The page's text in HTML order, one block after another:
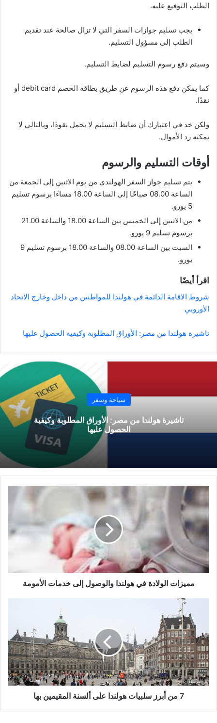
الطلب التوقيع عليه.
يجب تسليم جوازات السفر التي لا تزال صالحة عند تقديم
الطلب إلى مسؤول التسليم.
وسيتم دفع رسوم التسليم لضابط التسليم.
كما يمكن دفع هذه الرسوم عن طريق بطاقة الخصم debit card أو
نقدًا.
ولكن خذ في اعتبارك أن ضابط التسليم لا يحمل نقودًا، وبالتالي لا
يمكنه رد الأموال.
أوقات التسليم والرسوم
يتم تسليم جواز السفر الهولندي من يوم الاثنين إلى الجمعة من
الساعة 08.00 صباحًا إلى الساعة 18.00 مساءًا برسوم تسليم
5 يورو.
من الاثنين إلى الخميس بين الساعة 18.00 والساعة 21.00
برسوم تسليم 9 يورو.
السبت بين الساعة 08.00 والساعة 18.00 برسوم تسليم 9
يورو.
اقرأ أيضًا
شروط الاقامة الدائمة في هولندا للمواطنين من داخل وخارج الاتحاد
الأوروبي
تاشيرة هولندا من مصر: الأوراق المطلوبة وكيفية الحصول عليها
سياحة وسفر
تاشيرة هولندا من مصر: الأوراق المطلوبة وكيفية
الحصول عليها
مميزات
الولادة
في
هولندا
والوصول
إلى
خدمات
الأمومة
مميزات الولادة في هولندا والوصول إلى خدمات الأمومة
سلبيات
هولندا
على
ألسنة
المقيمين
بها
7 من أبرز سلبيات هولندا على ألسنة المقيمين بها